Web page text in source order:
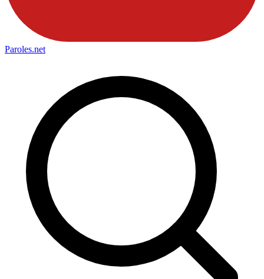
Paroles.net